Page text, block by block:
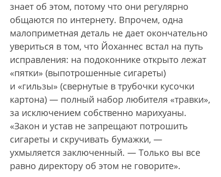
знает об этом, потому что они регулярно
общаются по интернету. Впрочем, одна
малоприметная деталь не дает окончательно
увериться в том, что Йоханнес встал на путь
исправления: на подоконнике открыто лежат
«пятки» (выпотрошенные сигареты)
и «гильзы» (свернутые в трубочки кусочки
картона) — полный набор любителя «травки»,
за исключением собственно марихуаны.
«Закон и устав не запрещают пот­рошить
сигареты и скручивать бумажки, —
ухмыляется заключенный. — Только вы все
равно директору об этом не говорите».